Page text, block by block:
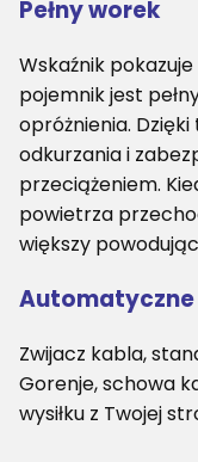
Pełny worek
Wskaźnik
pojemnik jest
opróżnienia.
odkurzania i
przeciążeniem.
powietrza
większy
Zwijacz kabla,
Gorenje, schowa
wysiłku z Twojej